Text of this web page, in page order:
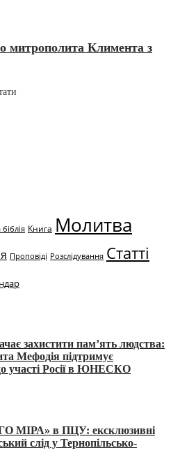
митрополита Климента з
Книга Молитва
Проповіді Розслідування Статті
захистити пам’ять людства:
Мефодія підтримує
участі Росії в ЮНЕСКО
в ПЦУ: ексклюзивні
слід у Тернопільсько-